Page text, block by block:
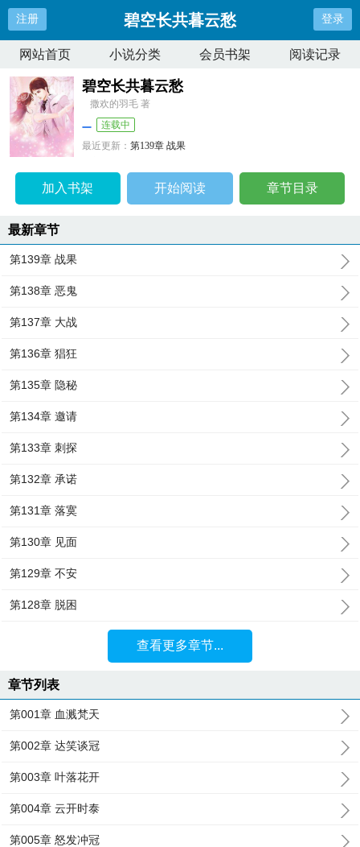
注册 碧空长共暮云愁 登录
网站首页 小说分类 会员书架 阅读记录
碧空长共暮云愁
撒欢的羽毛 著
连载中
最近更新：第139章 战果
加入书架 开始阅读 章节目录
最新章节
第139章 战果
第138章 恶鬼
第137章 大战
第136章 猖狂
第135章 隐秘
第134章 邀请
第133章 刺探
第132章 承诺
第131章 落寞
第130章 见面
第129章 不安
第128章 脱困
查看更多章节...
章节列表
第001章 血溅梵天
第002章 达笑谈冠
第003章 叶落花开
第004章 云开时泰
第005章 怒发冲冠